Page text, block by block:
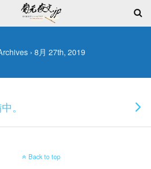
› 8月 27th, 2019
。
Back to top